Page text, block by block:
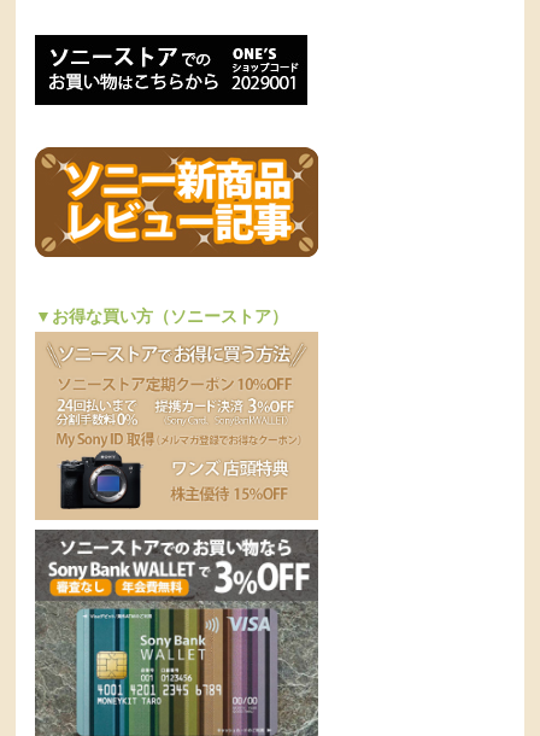
▼お得な買い方（ソニーストア）